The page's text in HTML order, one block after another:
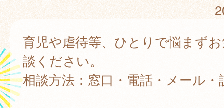
育児や虐待等、ひとりで悩まず
談ください。
相談方法：窓口・電話・メール・